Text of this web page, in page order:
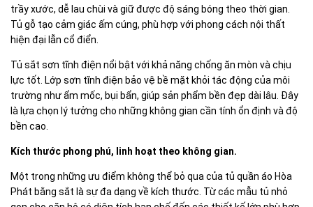
trầy xước, dễ lau chùi và giữ được độ sáng bóng theo thời gian.
Tủ gỗ tạo cảm giác ấm cúng, phù hợp với phong cách nội thất
hiện đại lẫn cổ điển.
Tủ sắt sơn tĩnh điện nổi bật với khả năng chống ăn mòn và chịu
lực tốt. Lớp sơn tĩnh điện bảo vệ bề mặt khỏi tác động của môi
trường như ẩm mốc, bụi bẩn, giúp sản phẩm bền đẹp dài lâu. Đây
là lựa chọn lý tưởng cho những không gian cần tính ổn định và độ
bền cao.
Kích thước phong phú, linh hoạt theo không gian.
Một trong những ưu điểm không thể bỏ qua của tủ quần áo Hòa
Phát bằng sắt là sự đa dạng về kích thước. Từ các mẫu tủ nhỏ